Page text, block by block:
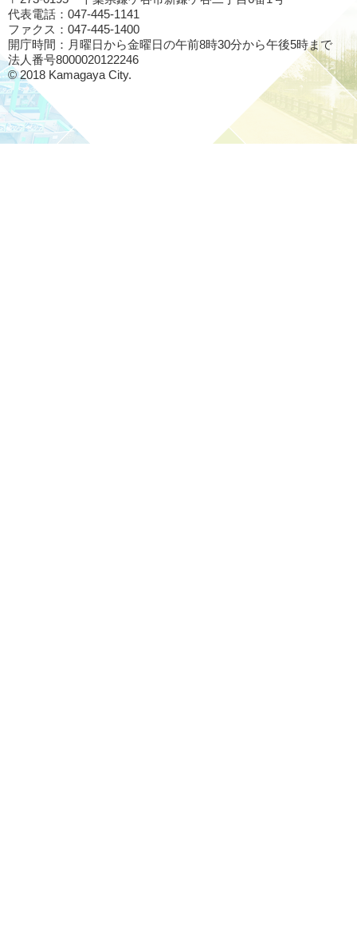
代表電話：047-445-1141
ファクス：047-445-1400
開庁時間：月曜日から金曜日の午前8時30分から午後5時まで
法人番号8000020122246
© 2018 Kamagaya City.